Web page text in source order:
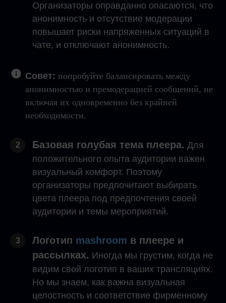
Организаторы оправданно опасаются, что
анонимность и отсутствие модерации
повышает риски напряженных ситуаций в
чате, и отключают анонимность.
Совет: попробуйте балансировать между
анонимностью и премодерацией сообщений, не
включая их одновременно без крайней
необходимости.
2 Базовая голубая тема плеера. Для
положительного опыта аудитории важен
визуальный комфорт. Поэтому
организаторы предпочитают выбирать
цвета плеера под предпочтения своей
аудитории и темы мероприятий.
3 Логотип mashroom в плеере и
рассылках. Иногда мы грустим, когда не
видим свой логотип в ваших трансляциях.
Но мы знаем, как важна визуальная
целостность и соответствие фирменному